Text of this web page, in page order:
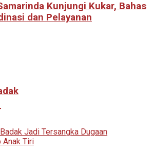
Kunjungi Kukar, Bahas
dan Pelayanan